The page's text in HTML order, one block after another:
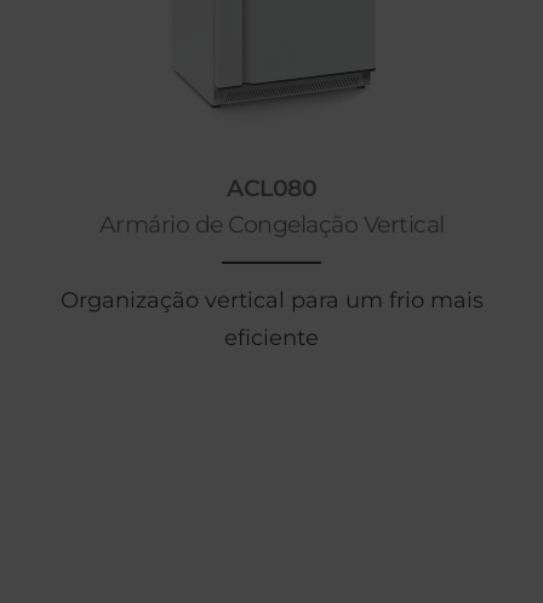
ACL080
Armário de Congelação Vertical
Organização vertical para um frio mais
eficiente